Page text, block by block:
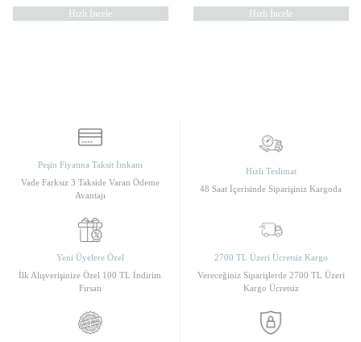
Hızlı İncele Hızlı İncele
Peşin Fiyatına Taksit İmkanı
Vade Farksız 3 Takside Varan Ödeme
Avantajı
Hızlı Teslimat
48 Saat İçerisinde Siparişiniz Kargoda
Yeni Üyelere Özel
İlk Alışverişinize Özel 100 TL İndirim
Fırsatı
2700 TL Üzeri Ücretsiz Kargo
Vereceğiniz Siparişlerde 2700 TL Üzeri
Kargo Ücretsiz